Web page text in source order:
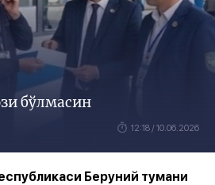
бўлмасин
12:18 / 10.06.2026
Беруний тумани